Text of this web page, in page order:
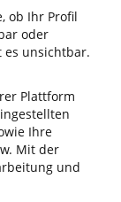
ob Ihr Profil
oder
unsichtbar.
Plattform
Ihre
Mit der
und